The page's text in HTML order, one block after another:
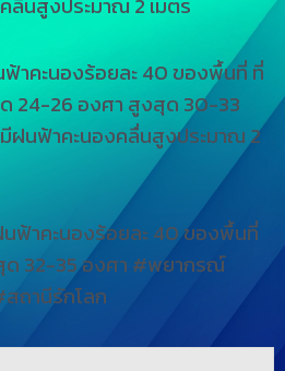
าคะนองร้อยละ 40 ของพื้นที่ ที่
24-26 องศา สูงสุด 30-33
ฝนฟ้าคะนองคลื่นสูงประมาณ 2
ฟ้าคะนองร้อยละ 40 ของพื้นที่
ด 32-35 องศา #พยากรณ์
ถานีรักโลก